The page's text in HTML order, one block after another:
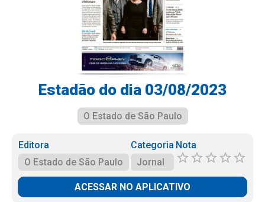
Estadão do dia 03/08/2023
O Estado de São Paulo
Editora
O Estado de São Paulo
Categoria
Jornal
Nota
ACESSAR NO APLICATIVO